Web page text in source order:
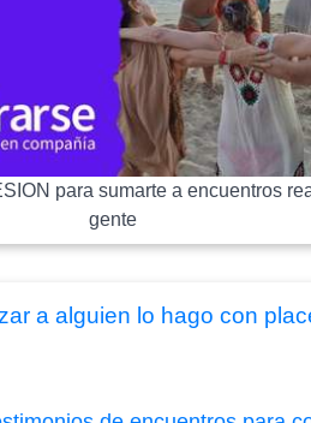
para sumarte a encuentros
gente
a alguien lo hago con